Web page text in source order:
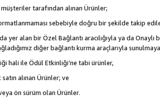
tarafından alınan Ürünler;
sebebiyle doğru bir şekilde takip
yer alan bir Özel Bağlantı aracılığıyla ya da
diğer bağlantı kurma araçlarıyla
hali ile Ödül Etkinliği’ne tabi ürünler,
alınan Ürünler; ve
ön sürüm olan Ürünler.